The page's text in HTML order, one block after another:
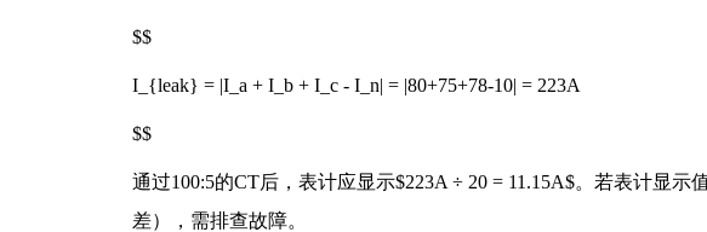
$$
I_{leak} = |I_a + I_b + I_c - I_n| = |80+75+78-10| = 223A
$$
通过100:5的CT后，表计应显示$223A ÷ 20 = 11.15A$。若表计显示
差），需排查故障。